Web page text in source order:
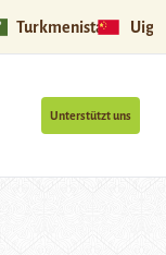
Turkmenistan
Unterstützt uns